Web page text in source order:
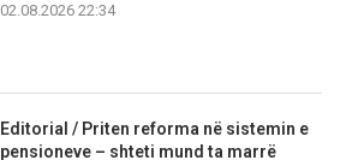
02.08.2026 22:34
Editorial / Priten reforma në sistemin e
pensioneve – shteti mund ta marrë